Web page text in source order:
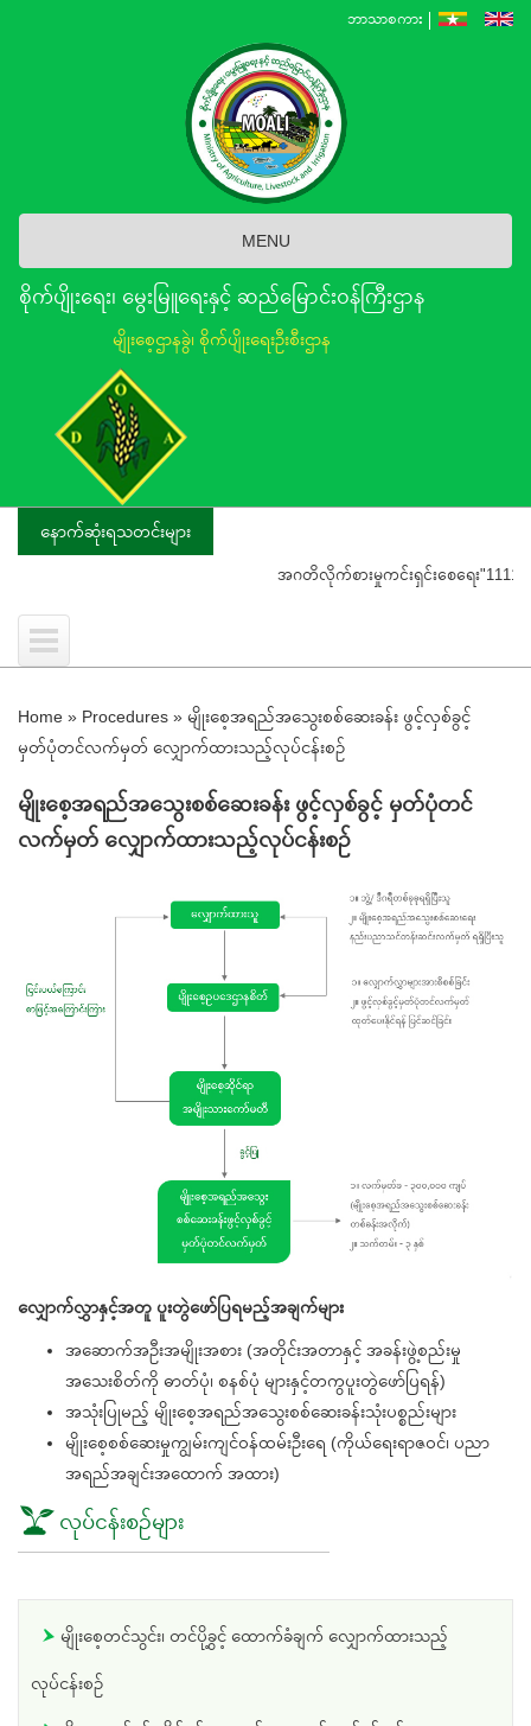
ဘာသာစကား
MENU
စိုက်ပျိုးရေး၊ မွေးမြူရေးနှင့် ဆည်မြောင်း၀န်ကြီးဌာန
မျိုးစေ့ဌာနခွဲ၊ စိုက်ပျိုးရေးဦးစီးဌာန
နောက်ဆုံးရသတင်းများ
အဂတိလိုက်စားမှုကင်းရှင်းစေရေး"1111"ကို
Home » Procedures » မျိုးစေ့အရည်အသွေးစစ်ဆေးခန်း ဖွင့်လှစ်ခွင့်
မှတ်ပုံတင်လက်မှတ် လျှောက်ထားသည့်လုပ်ငန်းစဥ်
မျိုးစေ့အရည်အသွေးစစ်ဆေးခန်း ဖွင့်လှစ်ခွင့် မှတ်ပုံတင်
လက်မှတ် လျှောက်ထားသည့်လုပ်ငန်းစဥ်
လျှောက်လွှာနှင့်အတူ ပူးတွဲဖော်ပြရမည့်အချက်များ
အဆောက်အဦးအမျိုးအစား (အတိုင်းအတာနှင့် အခန်းဖွဲ့စည်းမှု
အသေးစိတ်ကို ဓာတ်ပုံ၊ စနစ်ပုံ များနှင့်တကွပူးတွဲဖော်ပြရန်)
အသုံးပြုမည့် မျိုးစေ့အရည်အသွေးစစ်ဆေးခန်းသုံးပစ္စည်းများ
မျိုးစေ့စစ်ဆေးမှုကျွမ်းကျင်ဝန်ထမ်းဦးရေ (ကိုယ်ရေးရာဇဝင်၊ ပညာ
အရည်အချင်းအထောက် အထား)
လုပ်ငန်းစဥ်များ
မျိုးစေ့တင်သွင်း၊ တင်ပို့ခွင့် ထောက်ခံချက် လျှောက်ထားသည့်
လုပ်ငန်းစဥ်